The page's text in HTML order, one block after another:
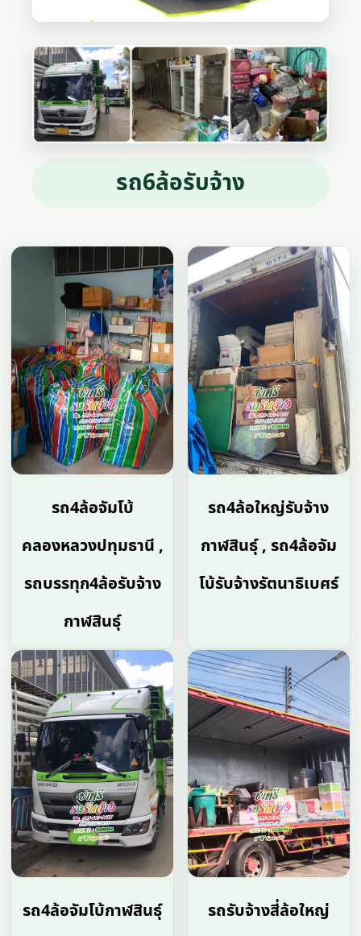
รถ6ล้อรับจ้าง
รถ4ล้อจัมโบ้
คลองหลวงปทุมธานี ,
รถบรรทุก4ล้อรับจ้าง
กาฬสินธุ์
รถ4ล้อใหญ่รับจ้าง
กาฬสินธุ์ , รถ4ล้อจัม
โบ้รับจ้างรัตนาธิเบศร์
รถ4ล้อจัมโบ้กาฬสินธุ์
รถรับจ้างสี่ล้อใหญ่